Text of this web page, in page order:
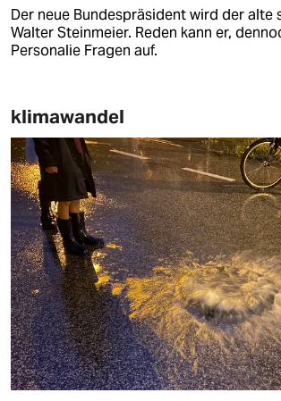
Der neue Bundespräsident wird der alte
Walter Steinmeier. Reden kann er,
Personalie Fragen auf.
klimawandel